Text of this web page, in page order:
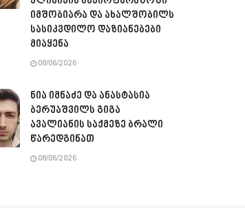
იმშობიარა და ახალშობილს
სასიკვდილო დაზიანებები
მიაყენა
08/06/2026
ნია იმნაძე და ანასტასია
ბერუაშვილს გიგა
ავალიანის საქმეზე ბრალი
წარედგინათ
08/06/2026